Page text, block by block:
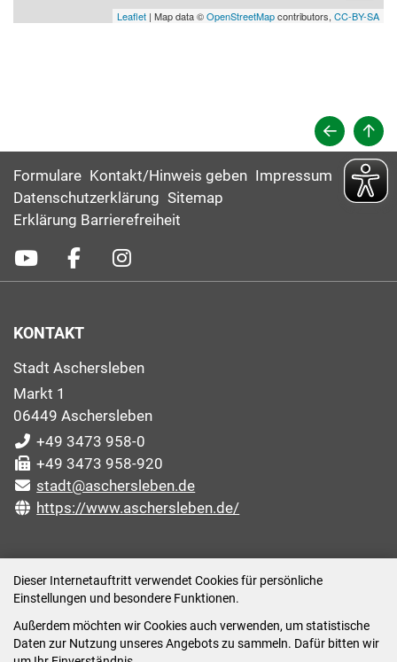
Dieser Internetauftritt verwendet Cookies für persönliche
Einstellungen und besondere Funktionen.
Außerdem möchten wir Cookies auch verwenden, um statistische
Daten zur Nutzung unseres Angebots zu sammeln. Dafür bitten wir
Leaflet | Map data ©OpenStreetMapcontributors, CC-BY-SA
Formulare Kontakt/Hinweis geben Impressum
Datenschutzerklärung Sitemap
Erklärung Barrierefreiheit
KONTAKT
Stadt Aschersleben
Markt 1
06449 Aschersleben
+49 3473 958-0
+49 3473 958-920
stadt@aschersleben.de
https://www.aschersleben.de/
Montag: 09:00-12:00 /14:00-15:00 Uhr
Dienstag: 09:00-12:00 /14:00-16:00 Uhr
Mittwoch: 09:00 - 12:00 Uhr (nach vorheriger